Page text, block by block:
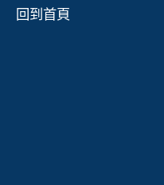
回到首頁